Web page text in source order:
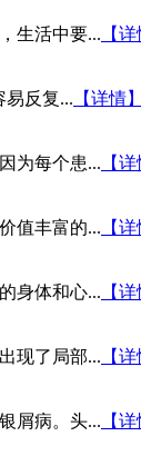
生活中要... 【详
易反复... 【详情】
为每个患... 【详
值丰富的... 【详
身体和心... 【详
现了局部... 【详
屑病。头... 【详